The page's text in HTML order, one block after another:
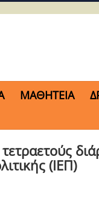
ΜΑΘΗΤΕΙΑ
(ΙΕΠ)